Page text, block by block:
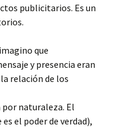
publicitarios. Es un
que
y presencia eran
relación de los
por naturaleza. El
el poder de verdad),